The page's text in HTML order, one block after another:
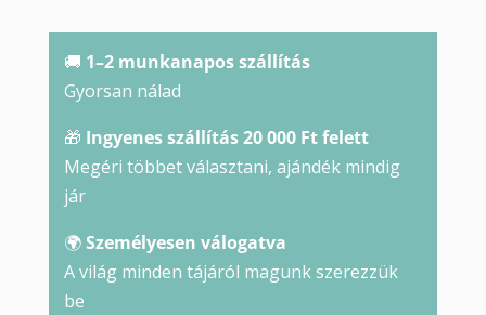
mennyiség
🚚 1–2 munkanapos szállítás
Gyorsan nálad
🎁 Ingyenes szállítás 20 000 Ft felett
Megéri többet választani, ajándék mindig
jár
🌍Személyesen válogatva
A világ minden tájáról magunk szerezzük
be